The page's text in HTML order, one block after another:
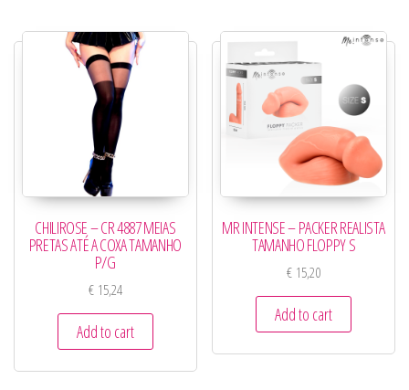
CHILIROSE – CR 4887 MEIAS
PRETAS ATÉ A COXA TAMANHO
P/G
€15,24
Add to cart
MR INTENSE – PACKER REALISTA
TAMANHO FLOPPY S
€ 15,20
Add to cart